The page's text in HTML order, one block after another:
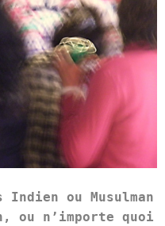
Indien ou Musulman
ou n’importe quoi